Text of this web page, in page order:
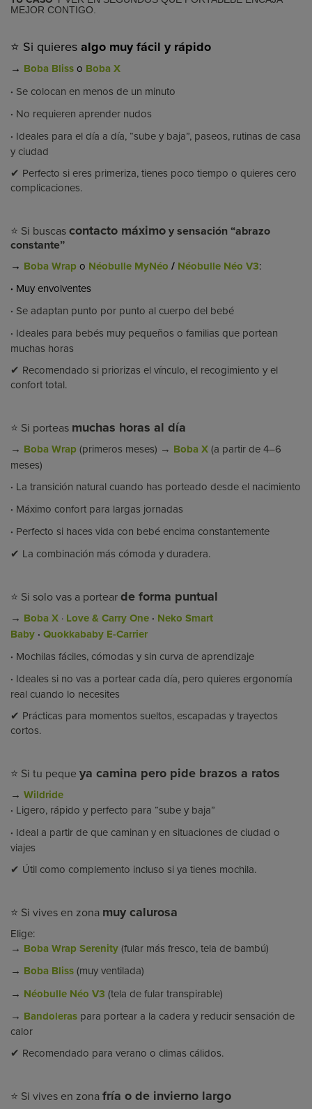
MEJOR CONTIGO.
⭐ Si quieres algo muy fácil y rápido
→ Boba Blisso Boba X
· Se colocan en menos de un minuto
· No requieren aprender nudos
· Ideales para el día a día, “sube y baja”, paseos, rutinas de casa
y ciudad
✔ Perfecto si eres primeriza, tienes poco tiempo o quieres cero
complicaciones.
⭐ Si buscascontacto máximoy sensación “abrazo
constante”
→ Boba Wrap o Néobulle MyNéo / Néobulle Néo V3:
· Muy envolventes
· Se adaptan punto por punto al cuerpo del bebé
· Ideales para bebés muy pequeños o familias que portean
muchas horas
✔ Recomendado si priorizas el vínculo, el recogimiento y el
confort total.
⭐ Si porteas muchas horas al día
→ Boba Wrap (primeros meses) → Boba X(a partir de 4–6
meses)
· La transición natural cuando has porteado desde el nacimiento
· Máximo confort para largas jornadas
· Perfecto si haces vida con bebé encima constantemente
✔ La combinación más cómoda y duradera.
⭐ Si solo vas a portearde forma puntual
→ Boba X · Love & Carry One · Neko Smart
Baby · Quokkababy E-Carrier
· Mochilas fáciles, cómodas y sin curva de aprendizaje
· Ideales si no vas a portear cada día, pero quieres ergonomía
real cuando lo necesites
✔ Prácticas para momentos sueltos, escapadas y trayectos
cortos.
⭐ Si tu peque ya camina pero pide brazos a ratos
→ Wildride
· Ligero, rápido y perfecto para “sube y baja”
· Ideal a partir de que caminan y en situaciones de ciudad o
viajes
✔ Útil como complemento incluso si ya tienes mochila.
⭐ Si vives en zona muy calurosa
Elige:
→ Boba Wrap Serenity(fular más fresco, tela de bambú)
→ Boba Bliss(muy ventilada)
→ Néobulle Néo V3 (tela de fular transpirable)
→ Bandoleras para portear a la cadera y reducir sensación de
calor
✔ Recomendado para verano o climas cálidos.
⭐ Si vives en zona fría o de invierno largo